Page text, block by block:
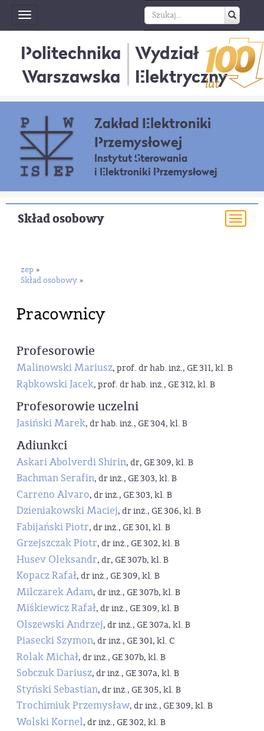
Toggle
navigation
Politechnika
Warszawska
Wydział
Elektryczny
Zakład Elektroniki
Przemysłowej
Instytut Sterowania
i Elektroniki Przemysłowej
Skład osobowy
zep »
Skład osobowy »
Pracownicy
Profesorowie
Malinowski Mariusz, prof. dr hab. inż., GE 311, kl. B
Rąbkowski Jacek, prof. dr hab. inż., GE 312, kl. B
Profesorowie uczelni
Jasiński Marek, dr hab. inż., GE 304, kl. B
Adiunkci
Askari Abolverdi Shirin, dr, GE 309, kl. B
Bachman Serafin, dr inż., GE 303, kl. B
Carreno Alvaro, dr inż., GE 303, kl. B
Dzieniakowski Maciej, dr inż., GE 306, kl. B
Fabijański Piotr, dr inż., GE 301, kl. B
Grzejszczak Piotr, dr inż., GE 302, kl. B
Husev Oleksandr, dr, GE 307b, kl. B
Kopacz Rafał, dr inż., GE 309, kl. B
Milczarek Adam, dr inż., GE 307b, kl. B
Miśkiewicz Rafał, dr inż., GE 309, kl. B
Olszewski Andrzej, dr inż., GE 307a, kl. B
Piasecki Szymon, dr inż., GE 301, kl. C
Rolak Michał, dr inż., GE 307b, kl. B
Sobczuk Dariusz, dr inż., GE 307a, kl. B
Styński Sebastian, dr inż., GE 305, kl. B
Trochimiuk Przemysław, dr inż., GE 309, kl. B
Wolski Kornel, dr inż., GE 302, kl. B